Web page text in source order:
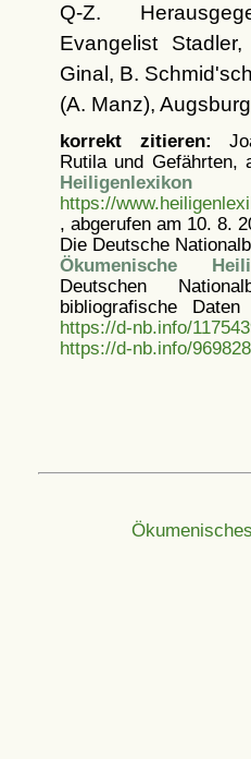
Q-Z.
Evangelist
Ginal, B.
(A. Manz),
korrekt zitieren:
Rutila und Gefährten,
Heiligenlexikon
https://
, abgerufen am 10. 8.
Die Deutsche
Ökumenische
Deutschen
bibliografische
https://d-nb.info/
https://d-nb.info/